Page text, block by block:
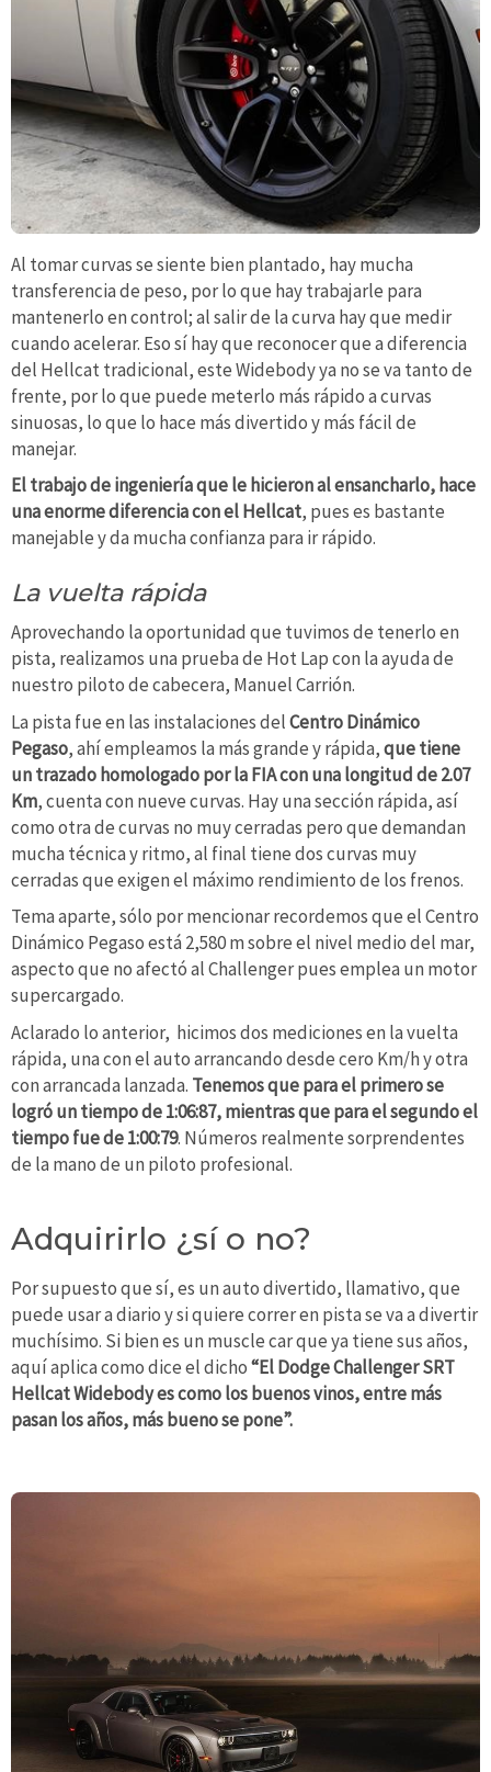
Al tomar curvas se siente bien plantado, hay mucha
transferencia de peso, por lo que hay trabajarle para
mantenerlo en control; al salir de la curva hay que medir
cuando acelerar. Eso sí hay que reconocer que a diferencia
del Hellcat tradicional, este Widebody ya no se va tanto de
frente, por lo que puede meterlo más rápido a curvas
sinuosas, lo que lo hace más divertido y más fácil de
manejar.
El trabajo de ingeniería que le hicieron al ensancharlo, hace
una enorme diferencia con el Hellcat, pues es bastante
manejable y da mucha confianza para ir rápido.
La vuelta rápida
Aprovechando la oportunidad que tuvimos de tenerlo en
pista, realizamos una prueba de Hot Lap con la ayuda de
nuestro piloto de cabecera, Manuel Carrión.
La pista fue en las instalaciones delCentro Dinámico
Pegaso, ahí empleamos la más grande y rápida,que tiene
un trazado homologado por la FIA con una longitud de 2.07
Km, cuenta con nueve curvas. Hay una sección rápida, así
como otra de curvas no muy cerradas pero que demandan
mucha técnica y ritmo, al final tiene dos curvas muy
cerradas que exigen el máximo rendimiento de los frenos.
Tema aparte, sólo por mencionar recordemos que el Centro
Dinámico Pegaso está 2,580 m sobre el nivel medio del mar,
aspecto que no afectó al Challenger pues emplea un motor
supercargado.
Aclarado lo anterior, hicimos dos mediciones en la vuelta
rápida, una con el auto arrancando desde cero Km/h y otra
con arrancada lanzada. Tenemos que para el primero se
logró un tiempo de 1:06:87, mientras que para el segundo el
tiempo fue de 1:00:79. Números realmente sorprendentes
de la mano de un piloto profesional.
Adquirirlo ¿sí o no?
Por supuesto que sí, es un auto divertido, llamativo, que
puede usar a diario y si quiere correr en pista se va a divertir
muchísimo. Si bien es un muscle car que ya tiene sus años,
aquí aplica como dice el dicho“El Dodge Challenger SRT
Hellcat Widebody es como los buenos vinos, entre más
pasan los años, más bueno se pone”.